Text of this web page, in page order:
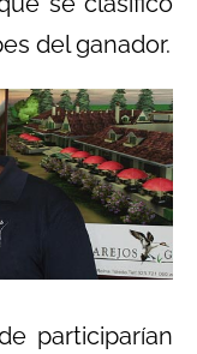
del ganador.
participarían